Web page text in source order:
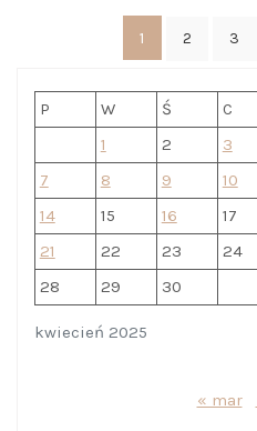
Stronicowanie 1 2 3
kwiecień 2025
P W Ś C
1
2 3
7
8 9 10
14
15 16 17
21
22 23 24
28
29 30
« mar